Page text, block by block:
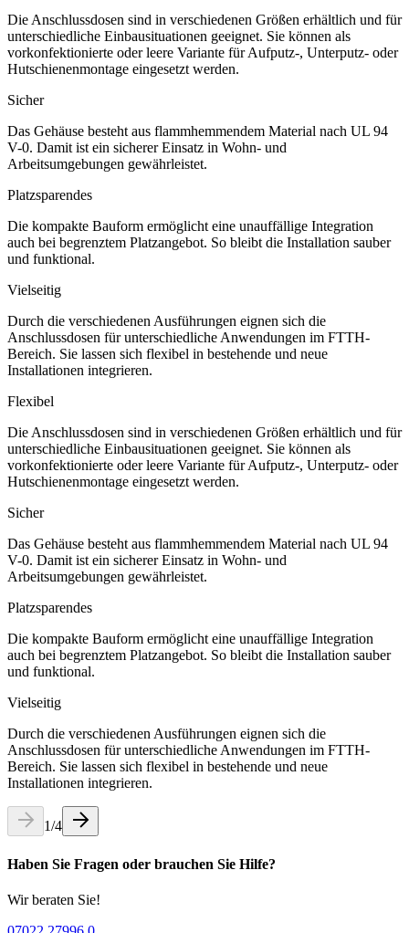
Die Anschlussdosen sind in verschiedenen Größen erhältlich und für
unterschiedliche Einbausituationen geeignet. Sie können als
vorkonfektionierte oder leere Variante für Aufputz-, Unterputz- oder
Hutschienenmontage eingesetzt werden.
Sicher
Das Gehäuse besteht aus flammhemmendem Material nach UL 94
V-0. Damit ist ein sicherer Einsatz in Wohn- und
Arbeitsumgebungen gewährleistet.
Platzsparendes
Die kompakte Bauform ermöglicht eine unauffällige Integration
auch bei begrenztem Platzangebot. So bleibt die Installation sauber
und funktional.
Vielseitig
Durch die verschiedenen Ausführungen eignen sich die
Anschlussdosen für unterschiedliche Anwendungen im FTTH-
Bereich. Sie lassen sich flexibel in bestehende und neue
Installationen integrieren.
Flexibel
Die Anschlussdosen sind in verschiedenen Größen erhältlich und für
unterschiedliche Einbausituationen geeignet. Sie können als
vorkonfektionierte oder leere Variante für Aufputz-, Unterputz- oder
Hutschienenmontage eingesetzt werden.
Sicher
Das Gehäuse besteht aus flammhemmendem Material nach UL 94
V-0. Damit ist ein sicherer Einsatz in Wohn- und
Arbeitsumgebungen gewährleistet.
Platzsparendes
Die kompakte Bauform ermöglicht eine unauffällige Integration
auch bei begrenztem Platzangebot. So bleibt die Installation sauber
und funktional.
Vielseitig
Durch die verschiedenen Ausführungen eignen sich die
Anschlussdosen für unterschiedliche Anwendungen im FTTH-
Bereich. Sie lassen sich flexibel in bestehende und neue
Installationen integrieren.
1/4
Haben Sie Fragen oder brauchen Sie Hilfe?
Wir beraten Sie!